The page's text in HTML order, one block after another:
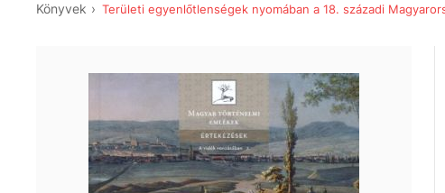
Könyvek Területi egyenlőtlenségek nyomában a 18. századi